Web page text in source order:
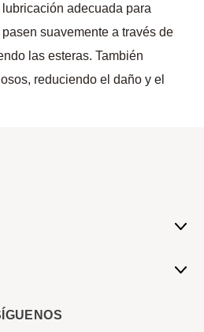
adecuada para
suavemente a través de
las esteras. También
reduciendo el daño y el